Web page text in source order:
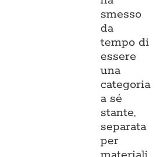
smesso
da
tempo di
essere
una
categoria
a sé
stante,
separata
per